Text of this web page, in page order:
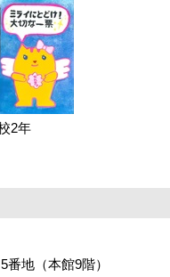
2年
地（本館9階）